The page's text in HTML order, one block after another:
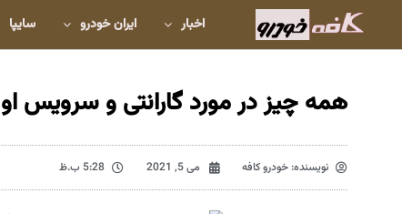
اخبار ایران خودرو سایپا
همه چیز در مورد گارانتی و سرویس
نویسنده: خودرو کافه می 5, 2021 5:28 ب.ظ